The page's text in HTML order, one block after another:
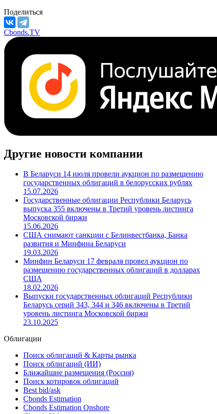
Поделиться
Cbonds.TV
Другие новости компании
В Беларуси 14 июля провели аукцион по размещению
государственных облигаций в белорусских рублях
15.07.2026
Государственные облигации Республики Беларусь
выпуска 355 включены в Третий уровень листинга
Московской биржи
15.06.2026
США снимают санкции с Белинвестбанка, Банка
развития и Минфина Беларуси
19.03.2026
Минфин Беларуси 17 февраля провел аукцион по
размещению государственных облигаций в долларах
США
18.02.2026
Выпуски государственных облигаций Республики
Беларусь серий 343, 344 и 346 включены в Третий
уровень листинга Московской биржи
23.10.2025
Облигации
Поиск облигаций & Карты рынка
Поиск облигаций (ИИ)
Ближайшие размещения (Россия)
Поиск котировок облигаций
Best bid/ask
Cbonds Estimation
Cbonds Estimation Onshore